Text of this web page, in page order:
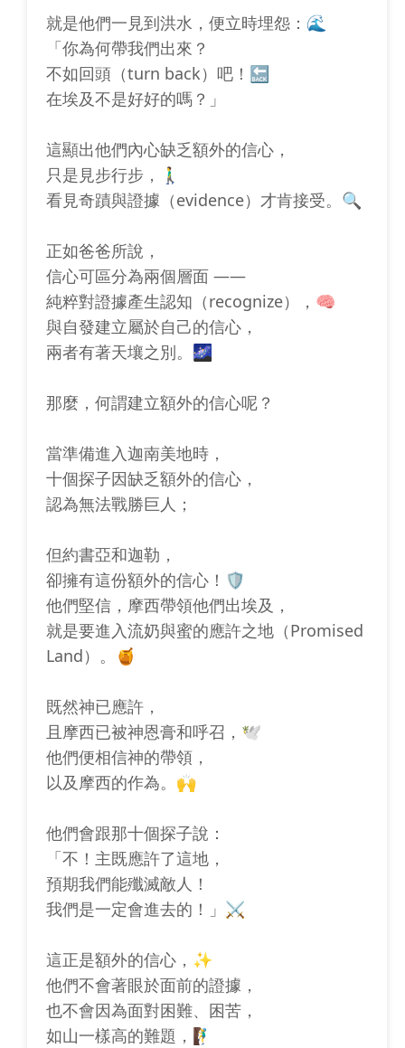
就是他們一見到洪水，便立時埋怨：🌊
「你為何帶我們出來？
不如回頭（turn back）吧！🔙
在埃及不是好好的嗎？」
這顯出他們內心缺乏額外的信心，
只是見步行步，🚶‍♂️
看見奇蹟與證據（evidence）才肯接受。🔍
正如爸爸所說，
信心可區分為兩個層面 ——
純粹對證據產生認知（recognize），🧠
與自發建立屬於自己的信心，
兩者有著天壤之別。🌌
那麼，何謂建立額外的信心呢？
當準備進入迦南美地時，
十個探子因缺乏額外的信心，
認為無法戰勝巨人；
但約書亞和迦勒，
卻擁有這份額外的信心！🛡️
他們堅信，摩西帶領他們出埃及，
就是要進入流奶與蜜的應許之地（Promised
Land）。🍯
既然神已應許，
且摩西已被神恩膏和呼召，🕊️
他們便相信神的帶領，
以及摩西的作為。🙌
他們會跟那十個探子說：
「不！主既應許了這地，
預期我們能殲滅敵人！
我們是一定會進去的！」⚔️
這正是額外的信心，✨
他們不會著眼於面前的證據，
也不會因為面對困難、困苦，
如山一樣高的難題，🧗‍♂️